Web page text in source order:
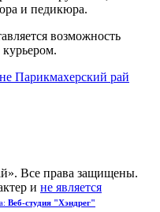
и педикюра.
возможность
курьером.
Все права защищены.
и не является
Веб-студия "Хэндрег"